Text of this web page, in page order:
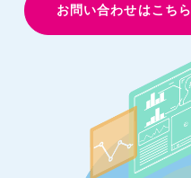
お問い合わせはこちら